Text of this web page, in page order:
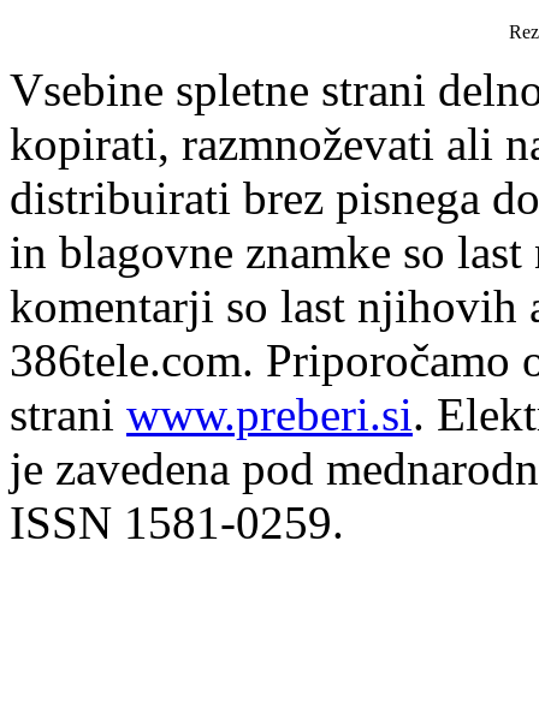
Vsebine spletne strani
kopirati, razmnoževati ali
distribuirati brez pisnega
in blagovne znamke so
komentarji so last njihovih
386tele.com. Priporočamo
strani www.preberi.si.
je zavedena pod
ISSN 1581-0259.